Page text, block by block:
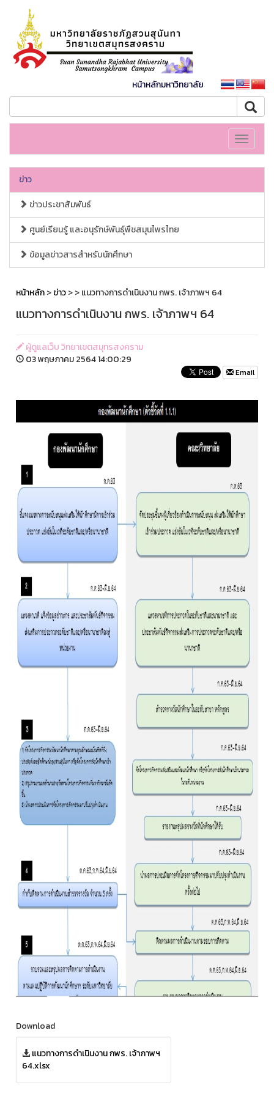
หน้าหลักมหาวิทยาลัย
Toggle
ข่าว
ข่าวประชาสัมพันธ์
ศูนย์เรียนรู้ และอนุรักษ์พันธุ์พืชสมุนไพรไทย
ข้อมูลข่าวสารสำหรับนักศึกษา
หน้าหลัก>ข่าว>> แนวทางการดำเนินงาน กพร. เจ้าภาพฯ 64
แนวทางการดำเนินงาน กพร. เจ้าภาพฯ 64
ผู้ดูแลเว็บ วิทยาเขตสมุทรสงคราม
03 พฤษภาคม 2564 14:00:29
Email
Download
แนวทางการดำเนินงาน กพร. เจ้าภาพฯ
64.xlsx